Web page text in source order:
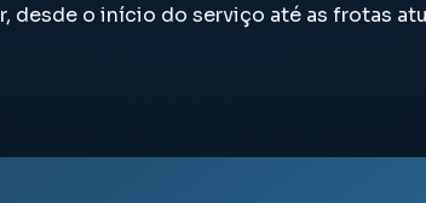
o início do serviço até as frotas